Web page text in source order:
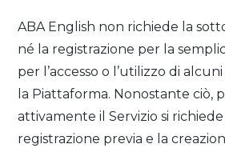
ABA English non richiede la
né la registrazione per la
per l’accesso o l’utilizzo di
la Piattaforma. Nonostante ciò,
attivamente il Servizio si
registrazione previa e la